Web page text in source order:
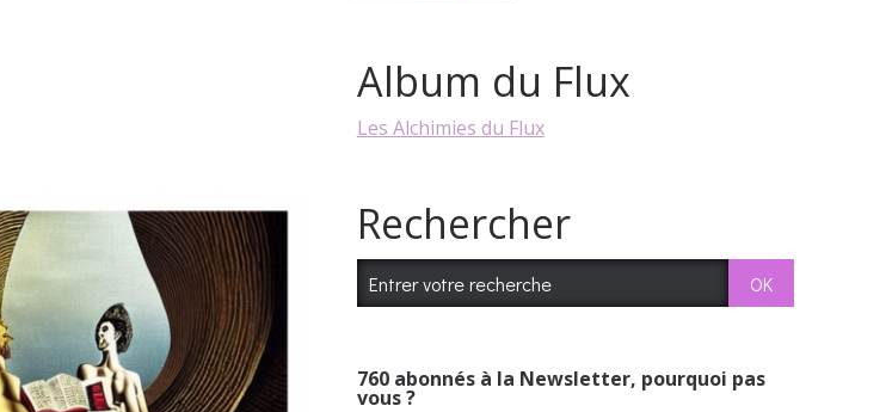
Album du Flux
Les Alchimies du Flux
Rechercher
760abonnés à la Newsletter, pourquoi pas
vous ?